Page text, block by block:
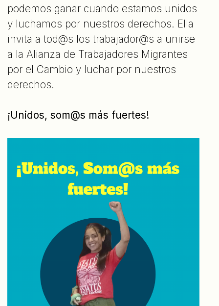
podemos ganar cuando estamos unidos
y luchamos por nuestros derechos. Ella
invita a tod@s los trabajador@s a unirse
a la Alianza de Trabajadores Migrantes
por el Cambio y luchar por nuestros
derechos.
¡Unidos, som@s más fuertes!